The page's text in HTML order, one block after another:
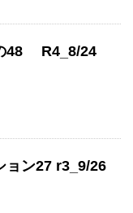
48 R4_8/24
ョン27 r3_9/26